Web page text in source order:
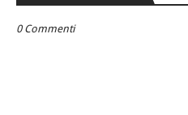
0 Commenti